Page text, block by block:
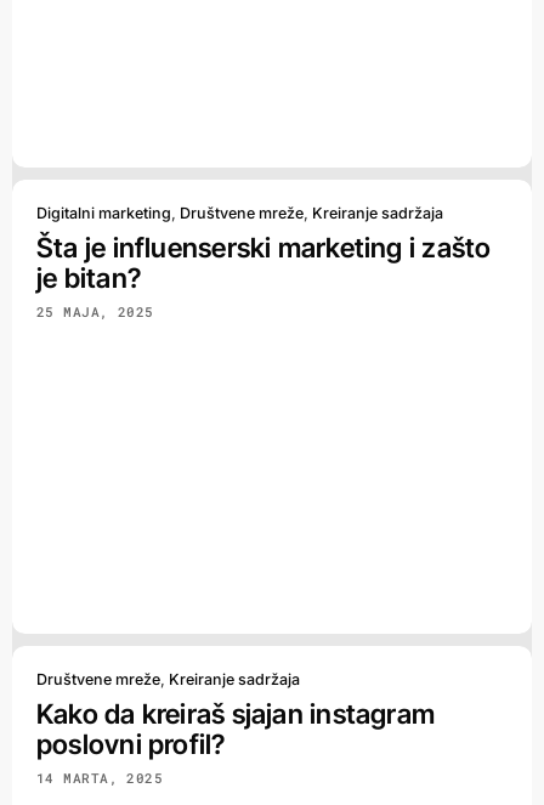
Digitalni marketing, Društvene mreže, Kreiranje sadržaja
Šta je influenserski marketing i zašto
je bitan?
25 MAJA, 2025
Društvene mreže, Kreiranje sadržaja
Kako da kreiraš sjajan instagram
poslovni profil?
14 MARTA, 2025